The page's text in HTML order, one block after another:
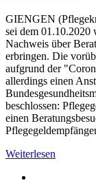
GIENGEN
sei dem 01.10.2020
Nachweis über
erbringen. Die
aufgrund der
allerdings einen
beschlossen:
einen
Weiterlesen